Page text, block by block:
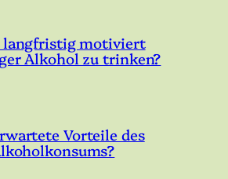
langfristig motiviert
Alkohol zu trinken?
Vorteile des